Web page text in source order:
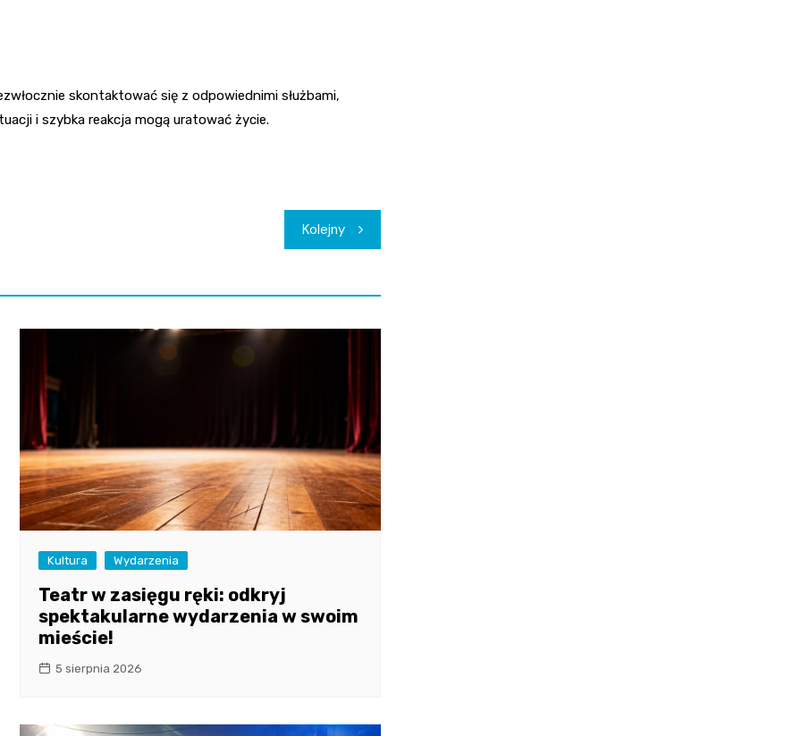
skontaktować się z odpowiednimi służbami,
i szybka reakcja mogą uratować życie.
Kolejny
Kultura Wydarzenia
Teatr w zasięgu ręki: odkryj
spektakularne wydarzenia w swoim
mieście!
5 sierpnia 2026